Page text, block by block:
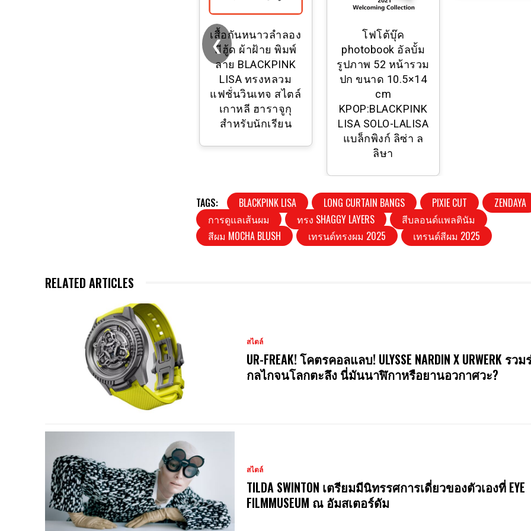
เสื้อกันหนาวลําลอง
มีฮู้ด ผ้าฝ้าย พิมพ์
ลาย BLACKPINK
LISA ทรงหลวม
แฟชั่นวินเทจ สไตล์
เกาหลี ฮาราจูกุ
สําหรับนักเรียน
โฟโต้บุ๊ค
photobook อัลบั้ม
รูปภาพ 52 หน้ารวม
ปก ขนาด 10.5×14
cm
KPOP:BLACKPINK
LISA SOLO-LALISA
แบล็กพิงก์ ลิซ่า ล
ลิษา
❮
TAGS: BLACKPINK LISA LONG CURTAIN BANGS PIXIE CUT
ZENDAYA
การดูแลเส้นผม
ทรง SHAGGY LAYERS
สีบลอนด์แพลตินัม
สีผม MOCHA BLUSH
เทรนด์ทรงผม 2025 เทรนด์สีผม 2025
RELATED ARTICLES
สไตล์
UR-FREAK! โคตรคอลแลบ! ULYSSE NARDIN X URWERK รวม
กลไกจนโลกตะลึง นี่มันนาฬิกาหรือยานอวกาศวะ?
สไตล์
TILDA SWINTON เตรียมมีนิทรรศการเดี่ยวของตัวเองที่ EYE
FILMMUSEUM ณ อัมสเตอร์ดัม